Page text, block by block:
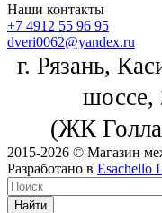
Наши контакты
+7 4912 55 96 95
dveri0062@yandex.ru
г. Рязань,
шоссе,
(ЖК
2015-2026 © Магазин
Разработано в Esachello
Найти